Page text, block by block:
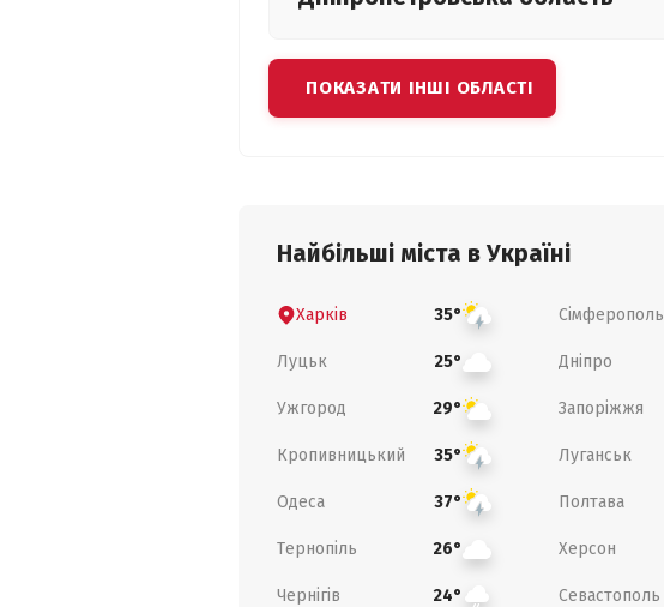
ПОКАЗАТИ ІНШІ ОБЛАСТІ
Найбільші міста в Україні
Харків 35° Сімферополь
Луцьк 25° Дніпро
Ужгород 29° Запоріжжя
Кропивницький 35° Луганськ
Одеса 37° Полтава
Тернопіль 26° Херсон
Чернігів 24° Севастополь